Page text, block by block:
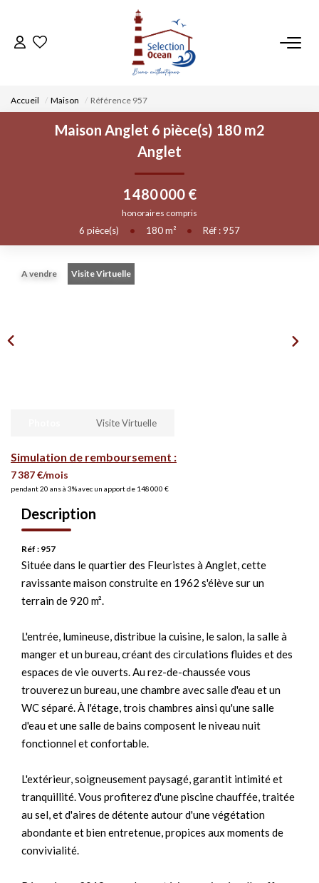
ACCUEIL
NOS BIENS
VENDRE UN BIEN
DÉPOSEZ VOTRE RECHERCHE
NOUS REJOINDRE
CONTACT
Accueil Maison Référence 957
Maison Anglet 6 pièce(s) 180 m2
Anglet
1 480 000 €
honoraires compris
6 pièce(s) • 180m² • Réf : 957
A vendre Visite Virtuelle
Simulation de remboursement :
7 387 €/mois
pendant 20 ans à 3% avec un apport de 148 000 €
Visite Virtuelle
Description
Réf : 957
Située dans le quartier des Fleuristes à Anglet, cette
ravissante maison construite en 1962 s'élève sur un
terrain de 920 m².
L'entrée, lumineuse, distribue la cuisine, le salon, la salle à
manger et un bureau, créant des circulations fluides et des
espaces de vie ouverts. Au rez-de-chaussée vous
trouverez un bureau, une chambre avec salle d'eau et un
WC séparé. À l'étage, trois chambres ainsi qu'une salle
d'eau et une salle de bains composent le niveau nuit
fonctionnel et confortable.
L'extérieur, soigneusement paysagé, garantit intimité et
tranquillité. Vous profiterez d'une piscine chauffée, traitée
au sel, et d'aires de détente autour d'une végétation
abondante et bien entretenue, propices aux moments de
convivialité.